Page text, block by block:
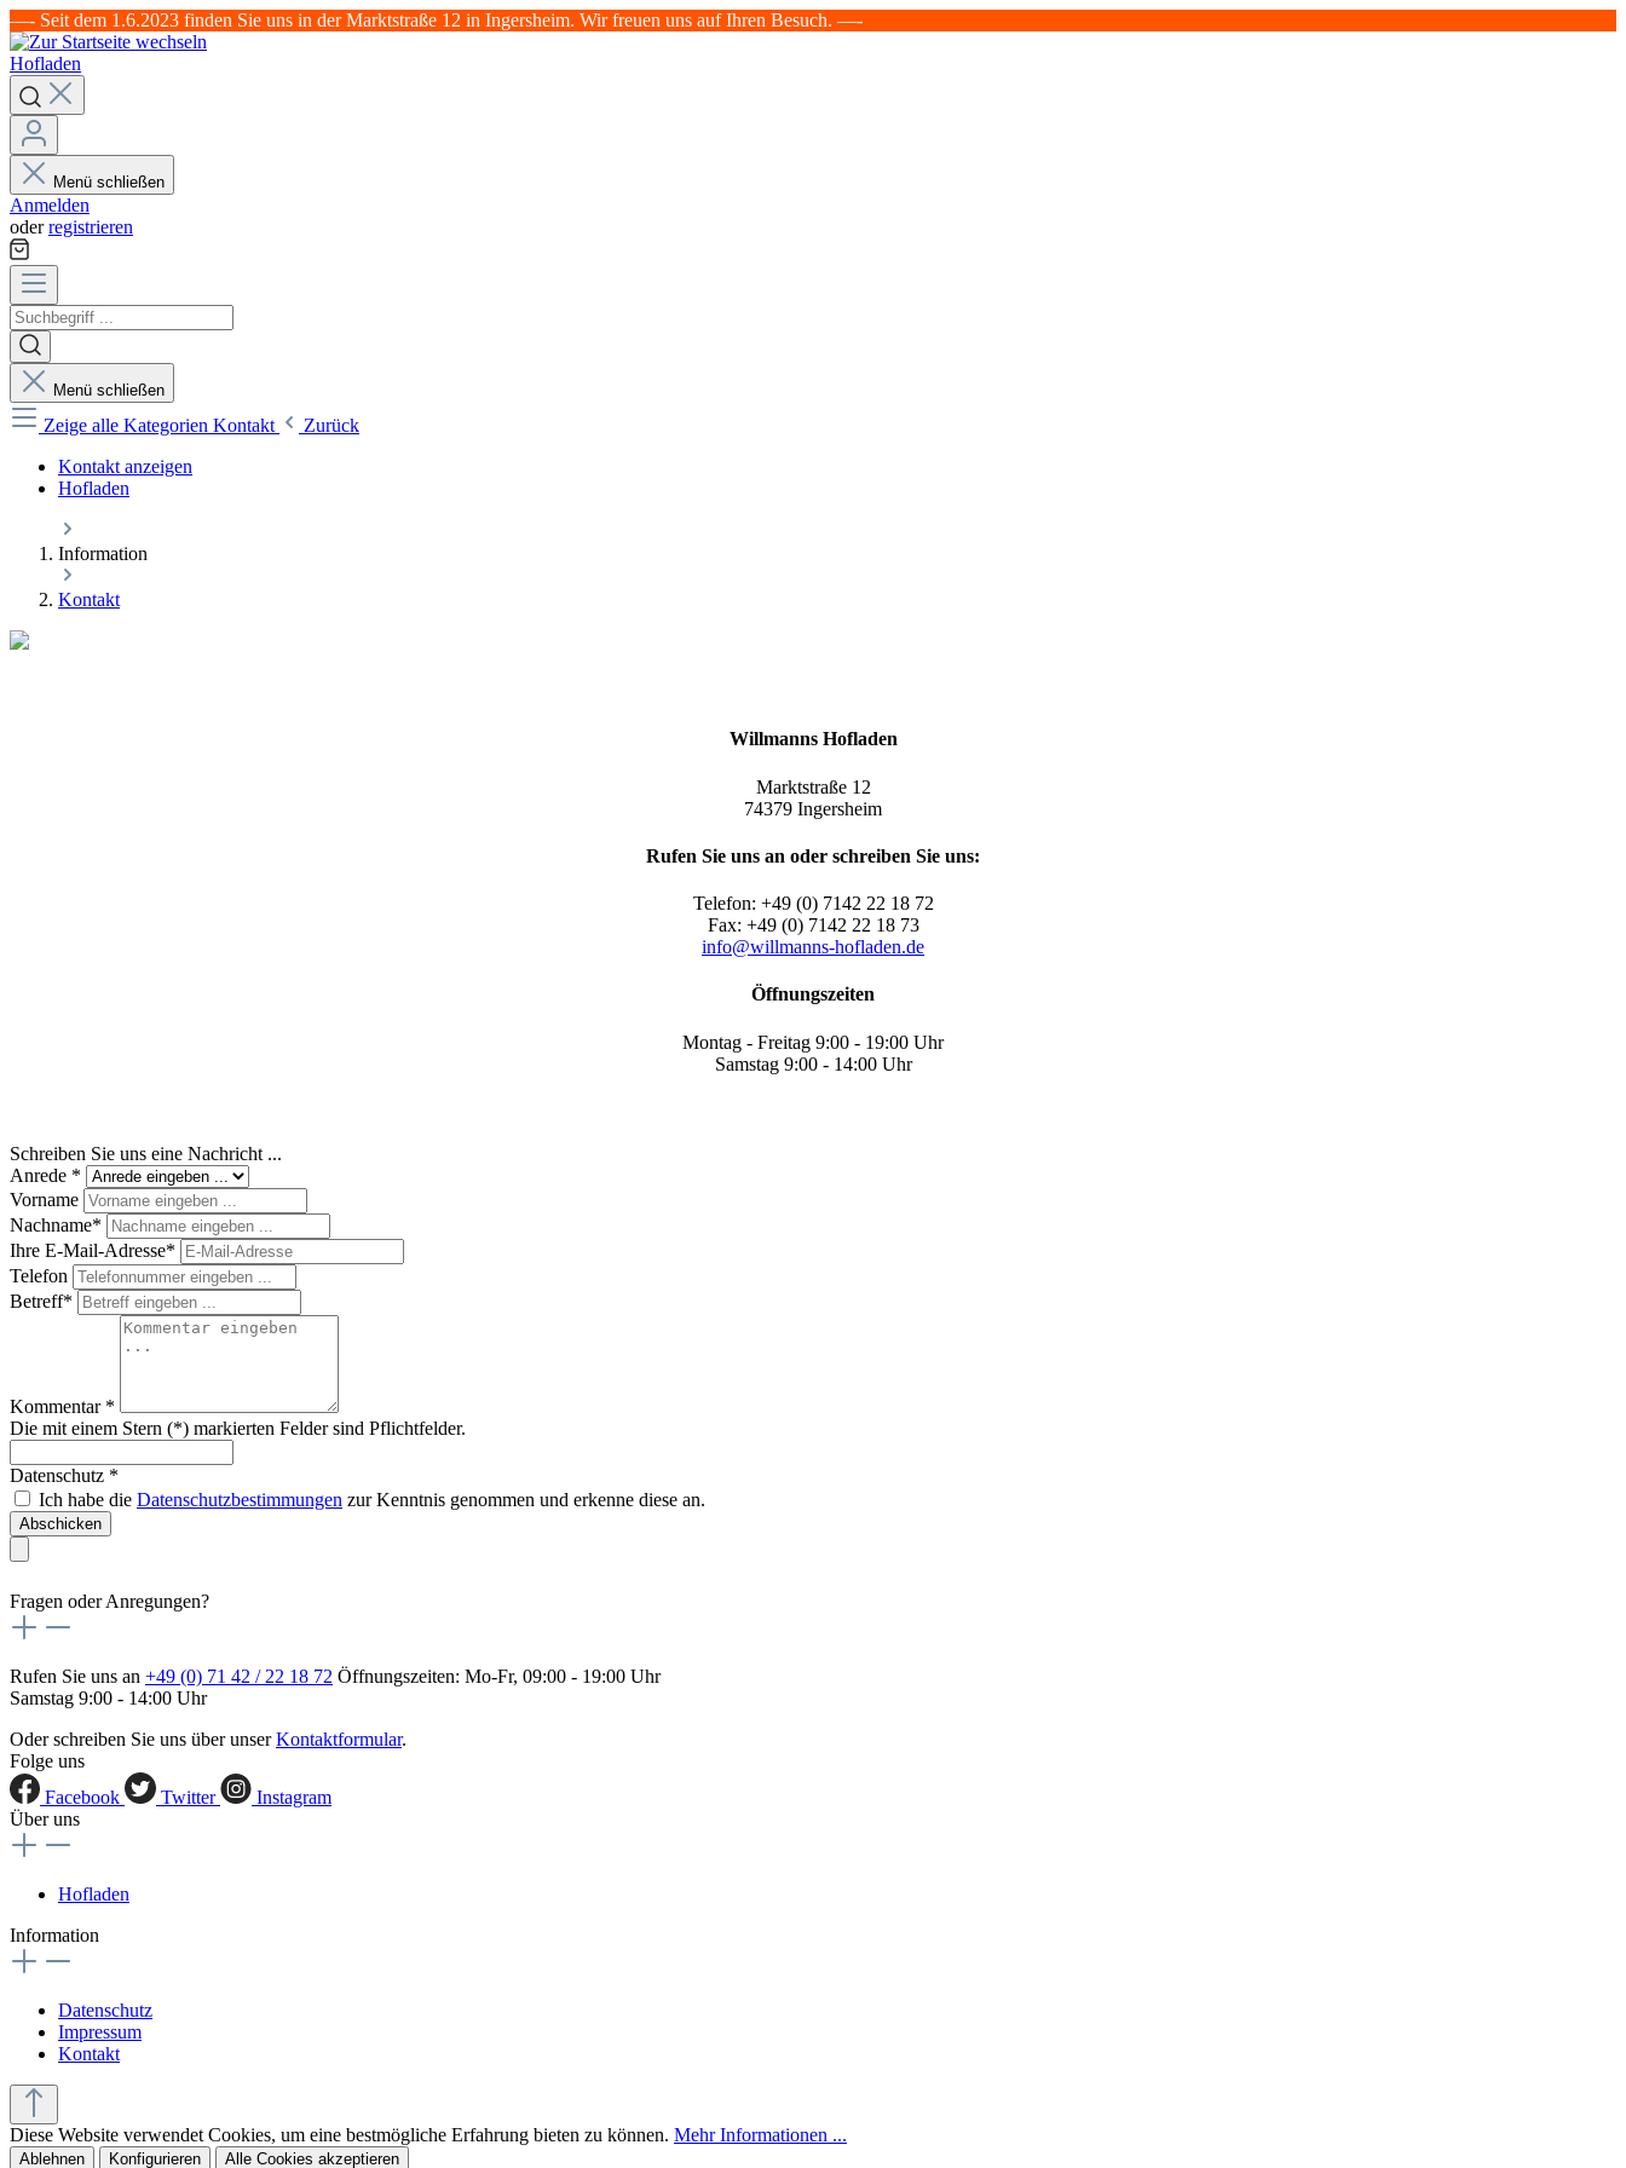
—- Seit dem 1.6.2023 finden Sie uns in der Marktstraße 12 in Ingersheim. Wir freuen uns auf Ihren Besuch. —-
Hofladen
Menü schließen
Anmelden
oderregistrieren
Menü schließen
Zeige alle Kategorien Kontakt
Zurück
Kontakt anzeigen
Hofladen
Information
Kontakt
Willmanns Hofladen
Marktstraße 12
74379 Ingersheim
Rufen Sie uns an oder schreiben Sie uns:
Telefon: +49 (0) 7142 22 18 72
Fax: +49 (0) 7142 22 18 73
info@willmanns-hofladen.de
Öffnungszeiten
Montag - Freitag 9:00 - 19:00 Uhr
Samstag 9:00 - 14:00 Uhr
Schreiben Sie uns eine Nachricht ...
Anrede *
Vorname
Nachname*
Ihre E-Mail-Adresse*
Telefon
Betreff*
Kommentar *
Die mit einem Stern (*) markierten Felder sind Pflichtfelder.
Datenschutz *
Ich habe die Datenschutzbestimmungen zur Kenntnis genommen und erkenne diese an.
Abschicken
Fragen oder Anregungen?
Rufen Sie uns an +49 (0) 71 42 / 22 18 72 Öffnungszeiten: Mo-Fr, 09:00 - 19:00 Uhr
Samstag 9:00 - 14:00 Uhr
Oder schreiben Sie uns über unserKontaktformular.
Folge uns
Facebook
Twitter
Instagram
Über uns
Hofladen
Information
Datenschutz
Impressum
Kontakt
Diese Website verwendet Cookies, um eine bestmögliche Erfahrung bieten zu können. Mehr Informationen ...
Ablehnen Konfigurieren Alle Cookies akzeptieren